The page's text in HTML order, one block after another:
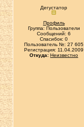
Дегустатор
Профиль
Группа: Пользователи
Сообщений: 6
Спасибок: 0
Пользователь №: 27 605
Регистрация: 11.04.2009
Откуда: Неизвестно